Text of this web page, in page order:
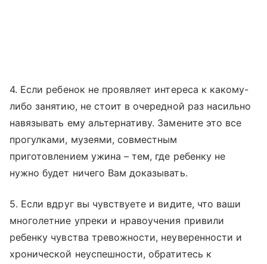
4. Если ребенок не проявляет интереса к какому-
либо занятию, не стоит в очередной раз насильно
навязывать ему альтернативу. Замените это все
прогулками, музеями, совместным
приготовлением ужина – тем, где ребенку не
нужно будет ничего Вам доказывать.
5. Если вдруг вы чувствуете и видите, что ваши
многолетние упреки и нравоучения привили
ребенку чувства тревожности, неуверенности и
хронической неуспешности, обратитесь к